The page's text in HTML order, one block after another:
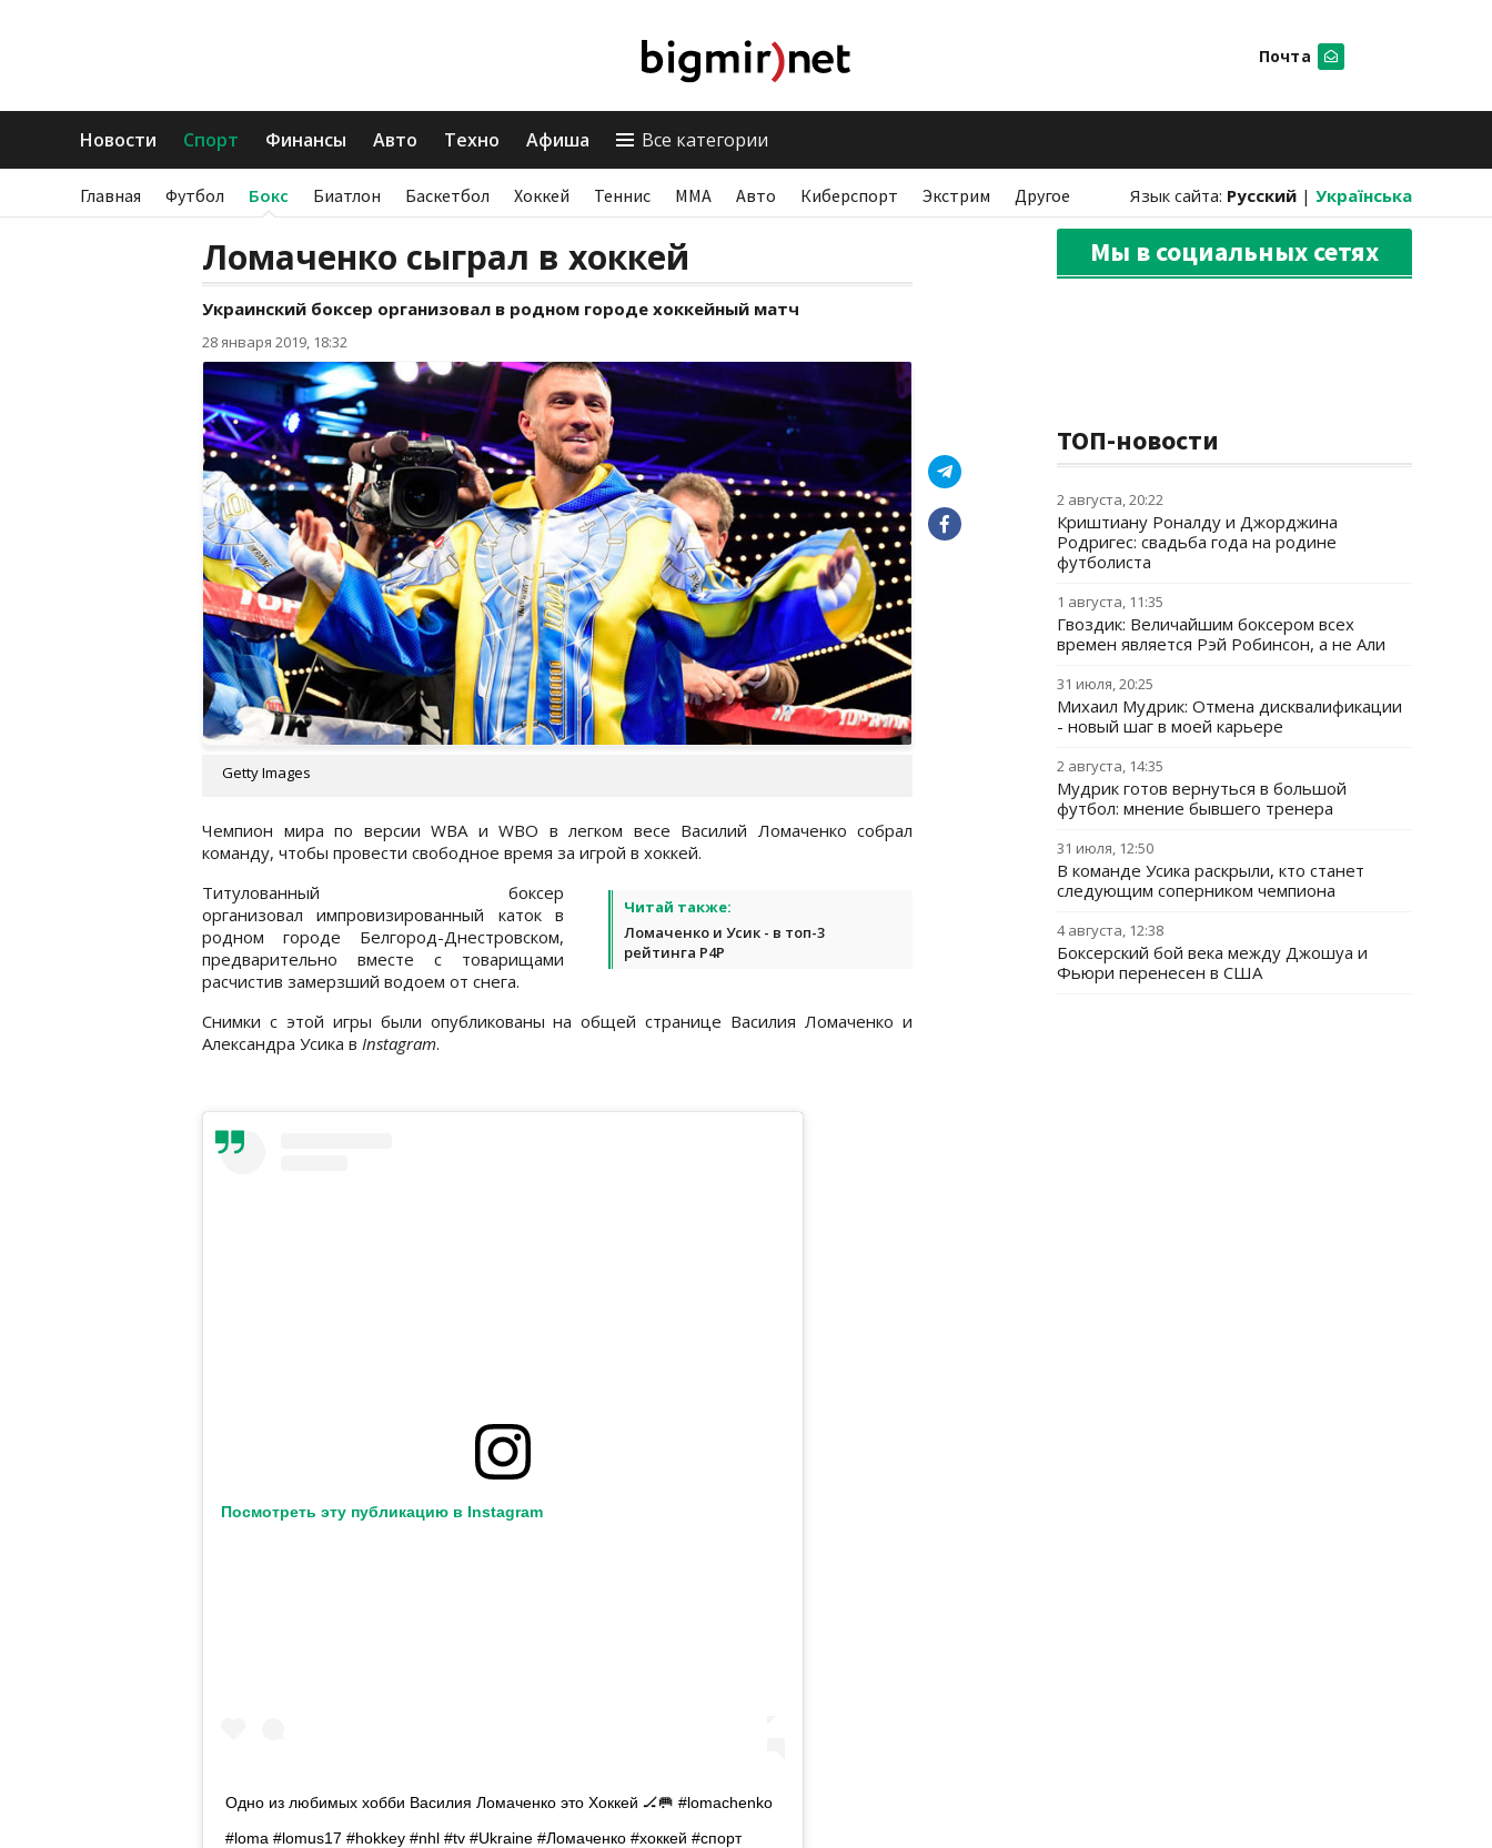
Почта
Новости Спорт Финансы Авто Техно Афиша Все категории
Главная Футбол Бокс Биатлон Баскетбол Хоккей Теннис ММА Авто Киберспорт Экстрим Другое Язык сайта: Русский | Українська
Ломаченко сыграл в хоккей
Украинский боксер организовал в родном городе хоккейный матч
28 января 2019, 18:32
Getty Images
Чемпион мира по версии WBA и WBO в легком весе Василий Ломаченко собрал
команду, чтобы провести свободное время за игрой в хоккей.
Читай также:
Ломаченко и Усик - в топ-3
рейтинга P4P
Титулованный боксер
организовал импровизированный каток в
родном городе Белгород-Днестровском,
предварительно вместе с товарищами
расчистив замерзший водоем от снега.
Снимки с этой игры были опубликованы на общей странице Василия Ломаченко и
Александра Усика в Instagram.
Посмотреть эту публикацию в Instagram
Одно из любимых хобби Василия Ломаченко это Хоккей 🏒🥅 #lomachenko
#loma #lomus17 #hokkey #nhl #tv #Ukraine #Ломаченко #хоккей #спорт
Мы в социальных сетях
ТОП-новости
2 августа, 20:22
Криштиану Роналду и Джорджина
Родригес: свадьба года на родине
футболиста
1 августа, 11:35
Гвоздик: Величайшим боксером всех
времен является Рэй Робинсон, а не Али
31 июля, 20:25
Михаил Мудрик: Отмена дисквалификации
- новый шаг в моей карьере
2 августа, 14:35
Мудрик готов вернуться в большой
футбол: мнение бывшего тренера
31 июля, 12:50
В команде Усика раскрыли, кто станет
следующим соперником чемпиона
4 августа, 12:38
Боксерский бой века между Джошуа и
Фьюри перенесен в США